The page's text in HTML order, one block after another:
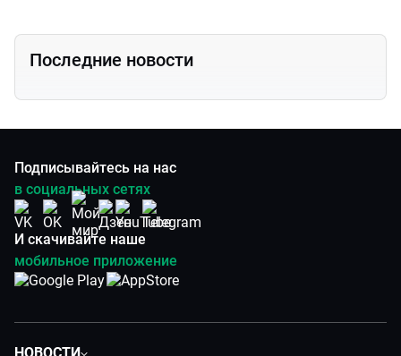
Последние новости
Подписывайтесь на нас
в социальных сетях
И скачивайте наше
мобильное приложение